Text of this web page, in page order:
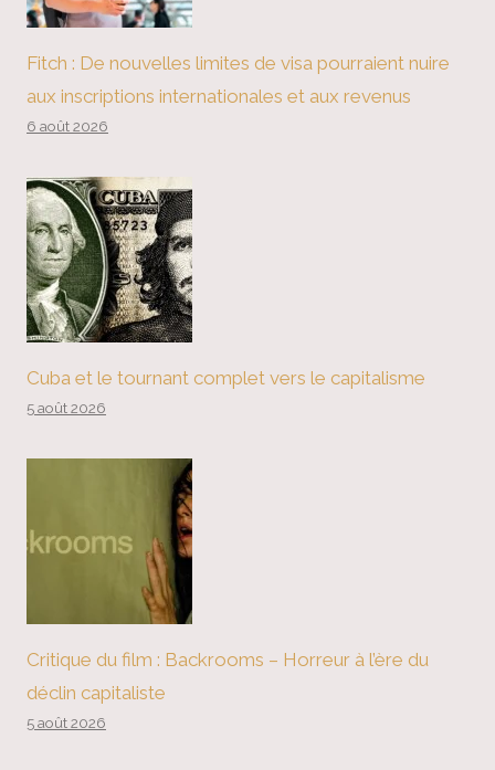
Fitch : De nouvelles limites de visa pourraient nuire
aux inscriptions internationales et aux revenus
6 août 2026
Cuba et le tournant complet vers le capitalisme
5 août 2026
Critique du film : Backrooms – Horreur à l’ère du
déclin capitaliste
5 août 2026